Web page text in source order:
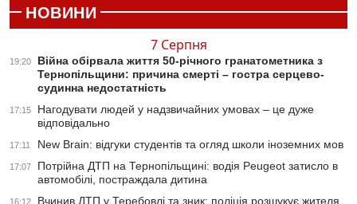
НОВИНИ
7 Серпня
19:20
Війна обірвала життя 50-річного гранатометника з
Тернопільщини: причина смерті – гостра серцево-
судинна недостатність
17:15
Нагодувати людей у надзвичайних умовах – це дуже
відповідально
17:11 New Brain: відгуки студентів та огляд школи іноземних мов
17:07
Потрійна ДТП на Тернопільщині: водія Peugeot затисло в
автомобілі, постраждала дитина
16:12 Вчинив ДТП у Теребовлі та зник: поліція розшукує жителя